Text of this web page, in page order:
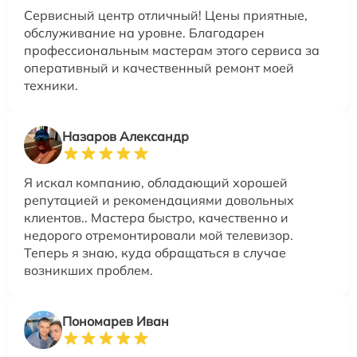
Сервисный центр отличный! Цены приятные,
обслуживание на уровне. Благодарен
профессиональным мастерам этого сервиса за
оперативный и качественный ремонт моей
техники.
Назаров Александр
Я искал компанию, обладающий хорошей
репутацией и рекомендациями довольных
клиентов.. Мастера быстро, качественно и
недорого отремонтировали мой телевизор.
Теперь я знаю, куда обращаться в случае
возникших проблем.
Пономарев Иван